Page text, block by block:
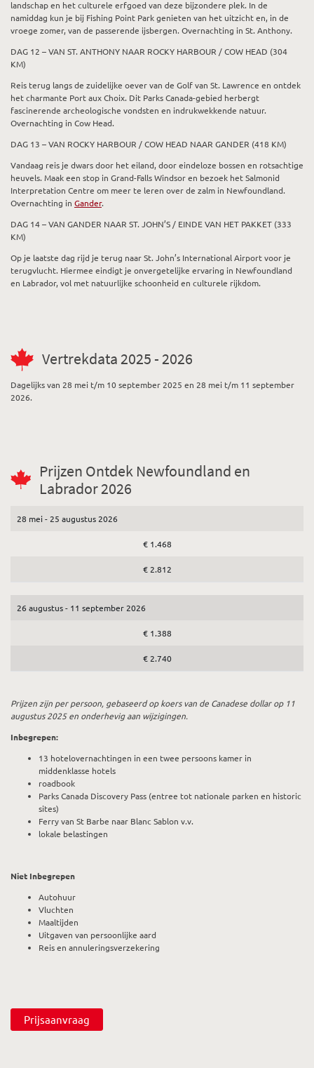
landschap en het culturele erfgoed van deze bijzondere plek. In de
namiddag kun je bij Fishing Point Park genieten van het uitzicht en, in de
vroege zomer, van de passerende ijsbergen. Overnachting in St. Anthony.
DAG 12 – VAN ST. ANTHONY NAAR ROCKY HARBOUR / COW HEAD (304
KM)
Reis terug langs de zuidelijke oever van de Golf van St. Lawrence en ontdek
het charmante Port aux Choix. Dit Parks Canada-gebied herbergt
fascinerende archeologische vondsten en indrukwekkende natuur.
Overnachting in Cow Head.
DAG 13 – VAN ROCKY HARBOUR / COW HEAD NAAR GANDER (418 KM)
Vandaag reis je dwars door het eiland, door eindeloze bossen en rotsachtige
heuvels. Maak een stop in Grand-Falls Windsor en bezoek het Salmonid
Interpretation Centre om meer te leren over de zalm in Newfoundland.
Overnachting in Gander.
DAG 14 – VAN GANDER NAAR ST. JOHN’S / EINDE VAN HET PAKKET (333
KM)
Op je laatste dag rijd je terug naar St. John’s International Airport voor je
terugvlucht. Hiermee eindigt je onvergetelijke ervaring in Newfoundland
en Labrador, vol met natuurlijke schoonheid en culturele rijkdom.
Vertrekdata 2025 - 2026
Dagelijks van 28 mei t/m 10 september 2025 en 28 mei t/m 11 september
2026.
Prijzen Ontdek Newfoundland en
Labrador 2026
28 mei - 25 augustus 2026
€ 1.468
€ 2.812
26 augustus - 11 september 2026
€ 1.388
€ 2.740
Prijzen zijn per persoon, gebaseerd op koers van de Canadese dollar op 11
augustus 2025 en onderhevig aan wijzigingen.
Inbegrepen:
13 hotelovernachtingen in een twee persoons kamer in
middenklasse hotels
roadbook
Parks Canada Discovery Pass (entree tot nationale parken en historic
sites)
Ferry van St Barbe naar Blanc Sablon v.v.
lokale belastingen
Niet Inbegrepen
Autohuur
Vluchten
Maaltijden
Uitgaven van persoonlijke aard
Reis en annuleringsverzekering
Prijsaanvraag